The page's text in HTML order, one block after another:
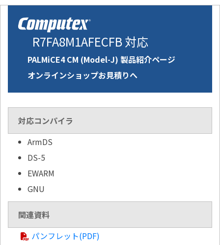
R7FA8M1AFECFB 対応
PALMiCE4 CM (Model-J) 製品紹介ページ
オンラインショップお見積りへ
対応コンパイラ
ArmDS
DS-5
EWARM
GNU
関連資料
パンフレット(PDF)